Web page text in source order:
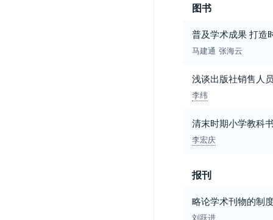
图书
普及学术成果 打
马建通 张海云
浅谈出版社销售人
李纬
清末时期小学教科
李宏庆
报刊
略论学术刊物的制
刘跃进